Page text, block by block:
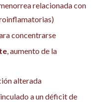
relacionada con
concentrarse
, aumento de la
alterada
a un déficit de